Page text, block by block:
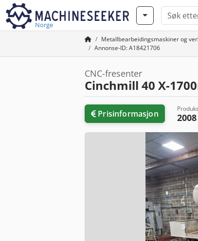
Norge
Metallbearbeidingsmaskiner og
Annonse-ID: A18421706
CNC-fresenter
Cinchmill 40 X-
Prisinformasjon 2008